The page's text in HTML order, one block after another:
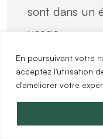
En poursuivant votre
acceptez l'utilisation
d'améliorer votre
sont dans un
usage.
La nature et
d’entretien
construction,